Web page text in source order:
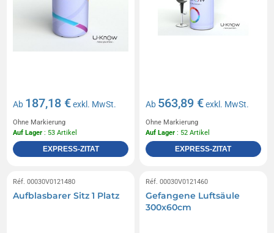
Ab 187,18 €exkl. MwSt.
Ohne Markierung
Auf Lager : 53 Artikel
EXPRESS-ZITAT
Ab 563,89 €exkl. MwSt.
Ohne Markierung
Auf Lager : 52 Artikel
EXPRESS-ZITAT
Réf. 00030V0121480
Aufblasbarer Sitz 1 Platz
Réf. 00030V0121460
Gefangene Luftsäule
300x60cm